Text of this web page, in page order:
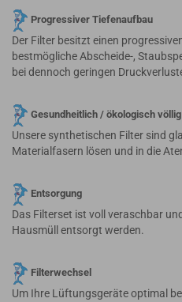
Progressiver Tiefenaufbau
Der Filter besitzt einen
bestmögliche Abscheide-,
bei dennoch geringen
Gesundheitlich / ökologisch
Unsere synthetischen Filter sind
Materialfasern lösen und in die
Entsorgung
Das Filterset ist voll veraschbar
Hausmüll entsorgt werden.
Filterwechsel
Um Ihre Lüftungsgeräte optimal